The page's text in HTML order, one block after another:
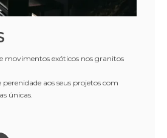
movimentos exóticos nos granitos
aos seus projetos com
únicas.